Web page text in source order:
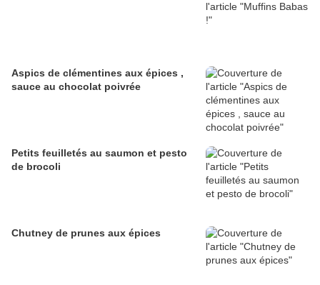
Aspics de clémentines aux épices ,
sauce au chocolat poivrée
Petits feuilletés au saumon et pesto
de brocoli
Chutney de prunes aux épices